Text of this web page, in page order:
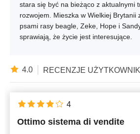
stara się być na bieżąco z aktualnymi
rozwojem. Mieszka w Wielkiej Brytanii
psami rasy beagle, Zeke, Hope i
sprawiają, że życie jest interesujące.
4.0 RECENZJE
Ottimo sistema di vendite
4